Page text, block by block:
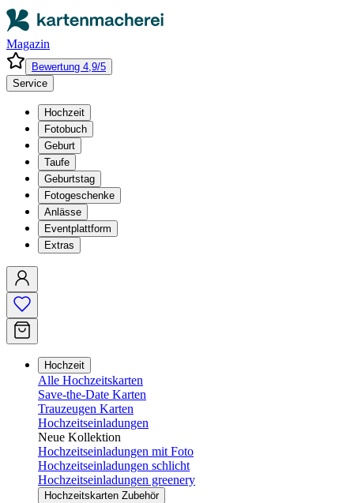
Magazin
Bewertung 4,9/5
Service
Hochzeit
Fotobuch
Geburt
Taufe
Geburtstag
Fotogeschenke
Anlässe
Eventplattform
Extras
Hochzeit
Alle Hochzeitskarten
Save-the-Date Karten
Trauzeugen Karten
Hochzeitseinladungen
Neue Kollektion
Hochzeitseinladungen mit Foto
Hochzeitseinladungen schlicht
Hochzeitseinladungen greenery
Hochzeitskarten Zubehör